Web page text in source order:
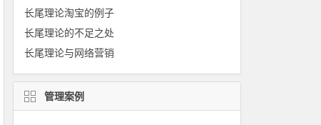
长尾理论淘宝的例子
长尾理论的不足之处
长尾理论与网络营销
管理案例